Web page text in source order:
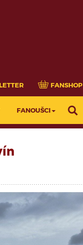
FANSHOP
FANOUŠCI